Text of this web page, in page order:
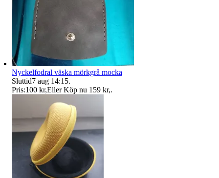
Nyckelfodral väska mörkgrå mocka
Sluttid7 aug 14:15.
Pris:100 kr,Eller Köp nu 159 kr,.